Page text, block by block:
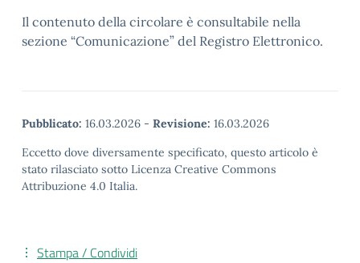
Il contenuto della circolare è consultabile nella
sezione “Comunicazione” del Registro Elettronico.
Pubblicato: 16.03.2026 - Revisione: 16.03.2026
Eccetto dove diversamente specificato, questo articolo è
stato rilasciato sotto Licenza Creative Commons
Attribuzione 4.0 Italia.
Stampa / Condividi